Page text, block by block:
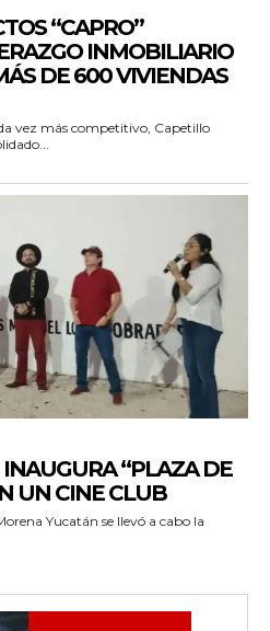
“CAPRO”
INMOBILIARIO
DE 600 VIVIENDAS
vez más competitivo, Capetillo
“PLAZA DE
UN CINE CLUB
Yucatán se llevó a cabo la